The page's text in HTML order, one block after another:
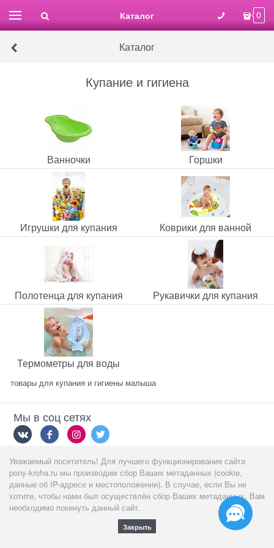
Каталог 0
Каталог
Купание и гигиена
Ванночки Горшки
Игрушки для купания Коврики для ванной
Полотенца для купания Рукавички для купания
Термометры для воды
товары для купания и гигиены малыша
Мы в соц сетях
Мы принимаем
Уважаемый посетитель! Для лучшего функционирования сайта
pony-kroha.ru мы производим сбор Ваших метаданных (cookie,
данные об IP-адресе и местоположении). В случае, если Вы не
хотите, чтобы нами был осуществлён сбор Ваших метаданных, Вам
необходимо покинуть данный сайт.
Закрыть